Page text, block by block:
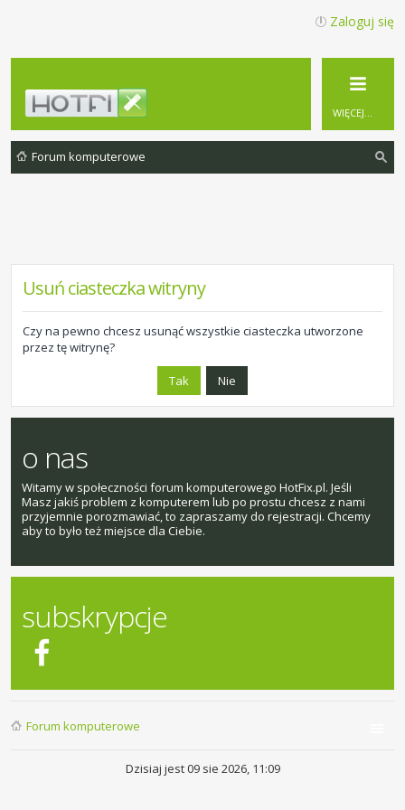
Zaloguj się
WIĘCEJ…
Forum komputerowe
Usuń ciasteczka witryny
Czy na pewno chcesz usunąć wszystkie ciasteczka utworzone
przez tę witrynę?
o nas
Witamy w społeczności forum komputerowego HotFix.pl. Jeśli
Masz jakiś problem z komputerem lub po prostu chcesz z nami
przyjemnie porozmawiać, to zapraszamy do rejestracji. Chcemy
aby to było też miejsce dla Ciebie.
subskrypcje
Forum komputerowe
Dzisiaj jest 09 sie 2026, 11:09